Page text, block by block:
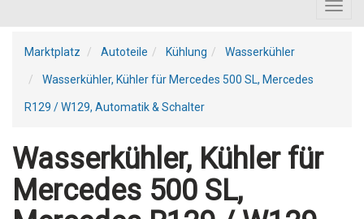
Marktplatz Autoteile Kühlung Wasserkühler
Wasserkühler, Kühler für Mercedes 500 SL, Mercedes
R129 / W129, Automatik & Schalter
Wasserkühler, Kühler für
Mercedes 500 SL,